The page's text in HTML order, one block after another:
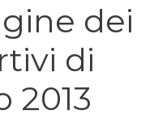
dei
di
2013